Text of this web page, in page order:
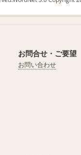
お問合せ・ご要望
お問い合わせ